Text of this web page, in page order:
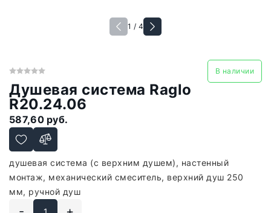
1 / 4
В наличии
Душевая система Raglo
R20.24.06
587,60 руб.
душевая система (с верхним душем), настенный
монтаж, механический смеситель, верхний душ 250
мм, ручной душ